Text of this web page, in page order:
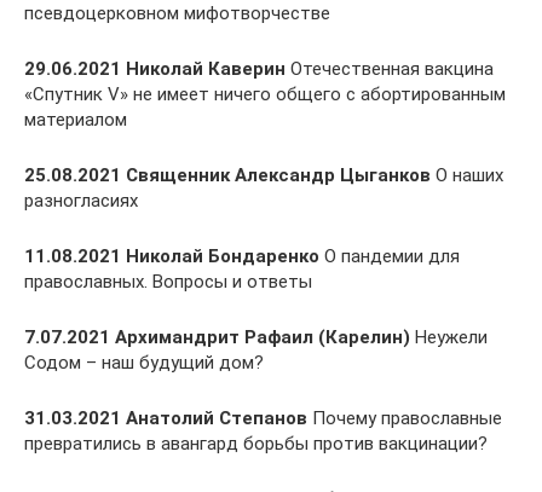
псевдоцерковном мифотворчестве
29.06.2021 Николай Каверин Отечественная вакцина
«Спутник V» не имеет ничего общего с абортированным
материалом
25.08.2021 Священник Александр Цыганков О наших
разногласиях
11.08.2021 Николай Бондаренко О пандемии для
православных. Вопросы и ответы
7.07.2021 Архимандрит Рафаил (Карелин) Неужели
Содом – наш будущий дом?
31.03.2021 Анатолий Степанов Почему православные
превратились в авангард борьбы против вакцинации?